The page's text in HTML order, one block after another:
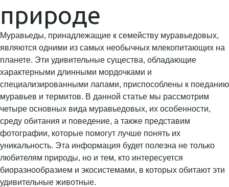
природе
Муравьеды, принадлежащие к семейству муравьедовых,
являются одними из самых необычных млекопитающих на
планете. Эти удивительные существа, обладающие
характерными длинными мордочками и
специализированными лапами, приспособлены к поеданию
муравьев и термитов. В данной статье мы рассмотрим
четыре основных вида муравьедовых, их особенности,
среду обитания и поведение, а также представим
фотографии, которые помогут лучше понять их
уникальность. Эта информация будет полезна не только
любителям природы, но и тем, кто интересуется
биоразнообразием и экосистемами, в которых обитают эти
удивительные животные.